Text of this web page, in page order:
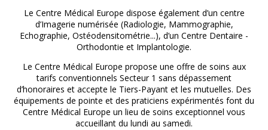
Le Centre Médical Europe dispose également d’un centre
d’Imagerie numérisée (Radiologie, Mammographie,
Echographie, Ostéodensitométrie...), d’un Centre Dentaire -
Orthodontie et Implantologie.
Le Centre Médical Europe propose une offre de soins aux
tarifs conventionnels Secteur 1 sans dépassement
d’honoraires et accepte le Tiers-Payant et les mutuelles. Des
équipements de pointe et des praticiens expérimentés font du
Centre Médical Europe un lieu de soins exceptionnel vous
accueillant du lundi au samedi.